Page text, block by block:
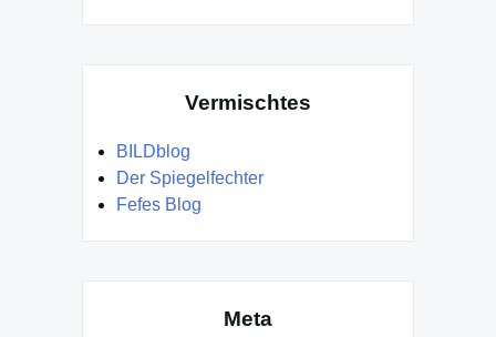
Vermischtes
BILDblog
Der Spiegelfechter
Fefes Blog
Meta